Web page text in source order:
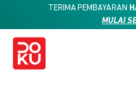
TERIMA PEMBAYARAN
MULAI